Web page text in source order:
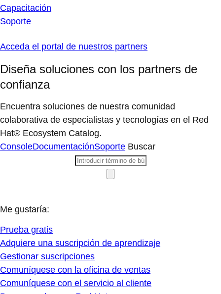
Capacitación
Soporte
Acceda el portal de nuestros partners
Diseña soluciones con los partners de
confianza
Encuentra soluciones de nuestra comunidad
colaborativa de especialistas y tecnologías en el Red
Hat® Ecosystem Catalog.
ConsoleDocumentaciónSoporte Buscar
Me gustaría:
Prueba gratis
Adquiere una suscripción de aprendizaje
Gestionar suscripciones
Comuníquese con la oficina de ventas
Comuníquese con el servicio al cliente